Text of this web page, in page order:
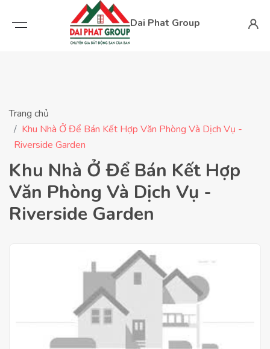
Dai Phat Group
Trang chủ
Khu Nhà Ở Để Bán Kết Hợp Văn Phòng Và Dịch Vụ -
Riverside Garden
Khu Nhà Ở Để Bán Kết Hợp
Văn Phòng Và Dịch Vụ -
Riverside Garden